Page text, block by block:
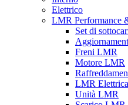
Elettrico
LMR Performance
Set di
Freni LMR
Motore LMR
LMR Elettrica
Unità LMR